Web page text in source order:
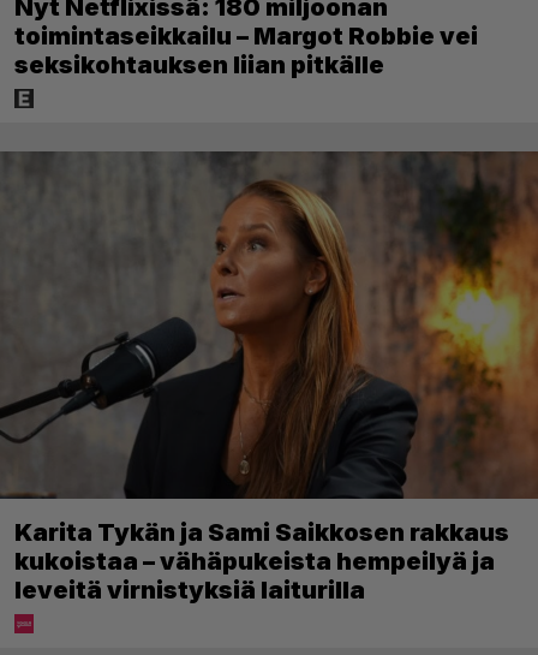
Nyt Netflixissä: 180 miljoonan
toimintaseikkailu – Margot Robbie vei
seksikohtauksen liian pitkälle
Karita Tykän ja Sami Saikkosen rakkaus
kukoistaa – vähäpukeista hempeilyä ja
leveitä virnistyksiä laiturilla